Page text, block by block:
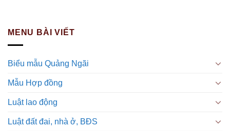
MENU BÀI VIẾT
Biểu mẫu Quảng Ngãi
Mẫu Hợp đồng
Luật lao động
Luật đất đai, nhà ở, BĐS